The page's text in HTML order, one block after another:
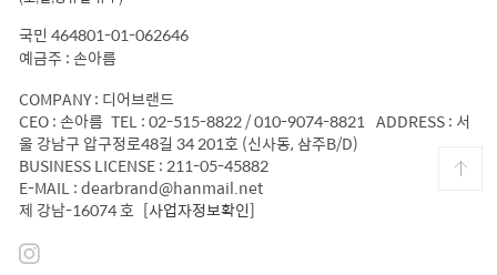
국민 464801-01-062646
예금주 : 손아름
COMPANY : 디어브랜드
CEO : 손아름 TEL : 02-515-8822 / 010-9074-8821 ADDRESS : 서
울 강남구 압구정로48길 34 201호 (신사동, 삼주B/D)
BUSINESS LICENSE : 211-05-45882
E-MAIL : dearbrand@hanmail.net
제 강남-16074 호 [사업자정보확인]